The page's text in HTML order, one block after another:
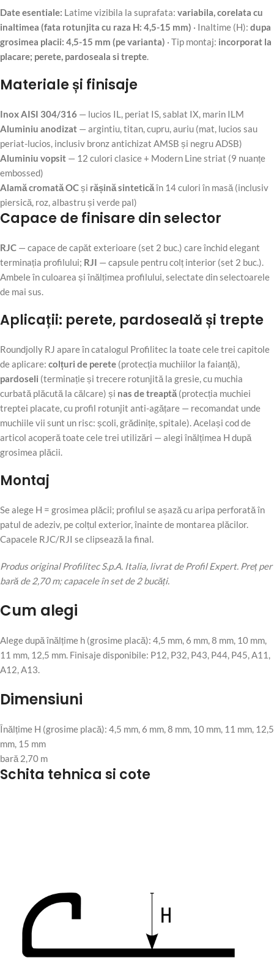
Date esentiale: Latime vizibila la suprafata: variabila, corelata cu
inaltimea (fata rotunjita cu raza H: 4,5-15 mm) · Inaltime (H): dupa
grosimea placii: 4,5-15 mm (pe varianta) · Tip montaj: incorporat la
placare; perete, pardoseala si trepte.
Materiale și finisaje
Inox AISI 304/316 — lucios IL, periat IS, sablat IX, marin ILM
Aluminiu anodizat — argintiu, titan, cupru, auriu (mat, lucios sau
periat-lucios, inclusiv bronz antichizat AMSB și negru ADSB)
Aluminiu vopsit — 12 culori clasice + Modern Line striat (9 nuanțe
embossed)
Alamă cromată OCși rășină sinteticăîn 14 culori în masă (inclusiv
piersică, roz, albastru și verde pal)
Capace de finisare din selector
RJC — capace de capăt exterioare (set 2 buc.) care închid elegant
terminația profilului; RJI — capsule pentru colț interior (set 2 buc.).
Ambele în culoarea și înălțimea profilului, selectate din selectoarele
de mai sus.
Aplicații: perete, pardoseală și trepte
Roundjolly RJ apare în catalogul Profilitec la toate cele trei capitole
de aplicare: colțuri de perete (protecția muchiilor la faianță),
pardoseli (terminație și trecere rotunjită la gresie, cu muchia
curbată plăcută la călcare) și nas de treaptă (protecția muchiei
treptei placate, cu profil rotunjit anti-agățare — recomandat unde
muchiile vii sunt un risc: școli, grădinițe, spitale). Același cod de
articol acoperă toate cele trei utilizări — alegi înălțimea H după
grosimea plăcii.
Montaj
Se alege H = grosimea plăcii; profilul se așază cu aripa perforată în
patul de adeziv, pe colțul exterior, înainte de montarea plăcilor.
Capacele RJC/RJI se clipsează la final.
Produs original Profilitec S.p.A. Italia, livrat de Profil Expert. Preț per
bară de 2,70 m; capacele în set de 2 bucăți.
Cum alegi
Alege după înălțime h (grosime placă): 4,5 mm, 6 mm, 8 mm, 10 mm,
11 mm, 12,5 mm. Finisaje disponibile: P12, P32, P43, P44, P45, A11,
A12, A13.
Dimensiuni
Înălțime H (grosime placă): 4,5 mm, 6 mm, 8 mm, 10 mm, 11 mm, 12,5
mm, 15 mm
bară 2,70 m
Schita tehnica si cote